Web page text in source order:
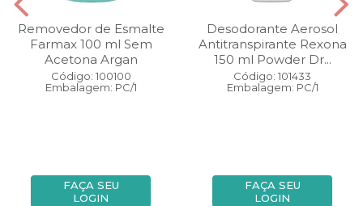
Removedor de Esmalte
Farmax 100 ml Sem
Acetona Argan
Código: 100100
Embalagem: PC/1
FAÇA SEU
LOGIN
Desodorante Aerosol
Antitranspirante Rexona
150 ml Powder Dr...
Código: 101433
Embalagem: PC/1
FAÇA SEU
LOGIN